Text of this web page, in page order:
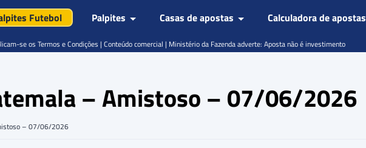
Futebol Palpites Casas de apostas Calculadora de apostas
– Amistoso – 07/06/2026
– 07/06/2026
se os Termos e Condições | Conteúdo comercial | Ministério da Fazenda adverte: Aposta não é investimento